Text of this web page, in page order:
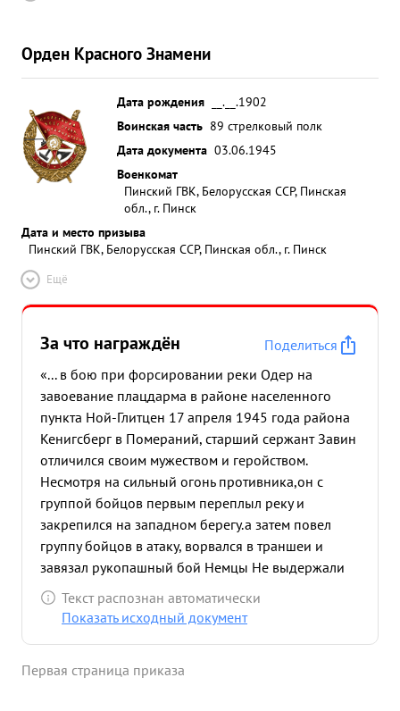
Орден Красного Знамени
Дата рождения
__.__.1902
Воинская часть 89 стрелковый полк
Дата документа 03.06.1945
Военкомат
Пинский ГВК, Белорусская ССР, Пинская
обл., г. Пинск
Дата и место призыва
Пинский ГВК, Белорусская ССР, Пинская обл., г. Пинск
Ещё
За что награждён
Поделиться
«... в бою при форсировании реки Одер на
завоевание плацдарма в районе населенного
пункта Ной-Глитцен 17 апреля 1945 года района
Кенигсберг в Помераний, старший сержант Завин
отличился своим мужеством и геройством.
Несмотря на сильный огонь противника,он с
группой бойцов первым переплыл реку и
закрепился на западном берегу.а затем повел
группу бойцов в атаку, ворвался в траншеи и
завязал рукопашный бой Немцы Не выдержали
стремительного удара и бежали, старший сержант
Завин стал в упор расстреливать из автомата
мужественный Завин умело организовал
Текст распознан автоматически
Показать исходный документ
Первая страница приказа